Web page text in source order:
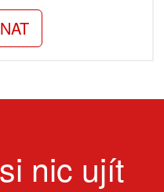
nic ujít